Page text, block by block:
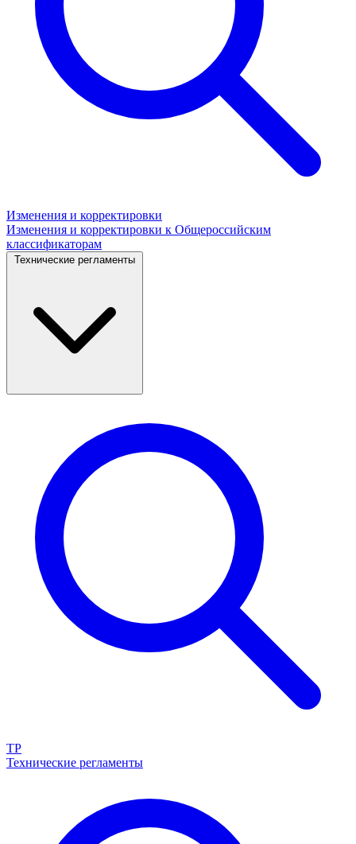
Изменения и корректировки
Изменения и корректировки к Общероссийским
классификаторам
Технические регламенты
ТР
Технические регламенты